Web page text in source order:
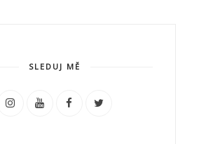
SLEDUJ MĚ